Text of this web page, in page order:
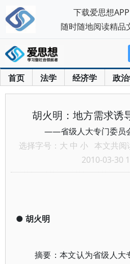
首页 法学 经济学 政
胡火明：地方需求诱
——省级人大专门委员
选择字号： 大 中 小 本文共阅
2010-03-30
● 胡火明
摘要：本文认为省级人大
下载爱思想APP
随时随地阅读精品